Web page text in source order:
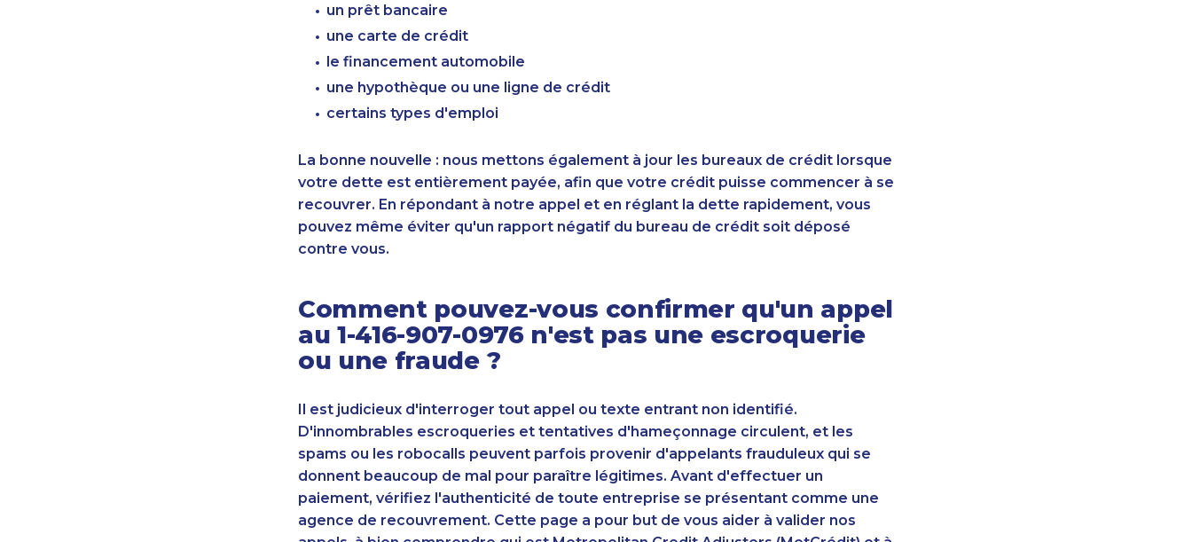
un prêt bancaire
une carte de crédit
le financement automobile
une hypothèque ou une ligne de crédit
certains types d'emploi
La bonne nouvelle : nous mettons également à jour les bureaux de crédit lorsque
votre dette est entièrement payée, afin que votre crédit puisse commencer à se
recouvrer. En répondant à notre appel et en réglant la dette rapidement, vous
pouvez même éviter qu'un rapport négatif du bureau de crédit soit déposé
contre vous.
Comment pouvez-vous confirmer qu'un appel
au 1-416-907-0976 n'est pas une escroquerie
ou une fraude ?
Il est judicieux d'interroger tout appel ou texte entrant non identifié.
D'innombrables escroqueries et tentatives d'hameçonnage circulent, et les
spams ou les robocalls peuvent parfois provenir d'appelants frauduleux qui se
donnent beaucoup de mal pour paraître légitimes. Avant d'effectuer un
paiement, vérifiez l'authenticité de toute entreprise se présentant comme une
agence de recouvrement. Cette page a pour but de vous aider à valider nos